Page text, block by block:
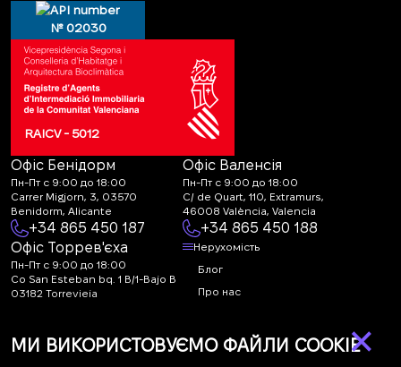
№ 02030
RAICV - 5012
Офіс Бенідорм
Пн-Пт с 9:00 до 18:00
Carrer Migjorn, 3, 03570
Benidorm, Alicante
+34 865 450 187
Офіс Валенсія
Пн-Пт с 9:00 до 18:00
C/ de Quart, 110, Extramurs,
46008 València, Valencia
+34 865 450 188
Офіс Торрев'єха
Пн-Пт с 9:00 до 18:00
Co San Esteban bq. 1 B/1-Bajo B
03182 Torrevieja
life.estate
Нерухомість
Блог
Про нас
Контакти
×
МИ ВИКОРИСТОВУЄМО ФАЙЛИ COOKIE